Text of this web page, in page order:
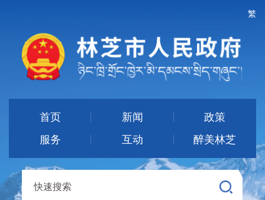
繁
首页 新闻
政策
服务
互动 醉美林芝